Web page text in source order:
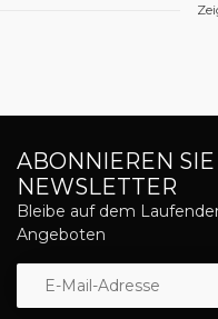
ABONNIEREN
NEWSLETTER
Bleibe auf dem
Angeboten